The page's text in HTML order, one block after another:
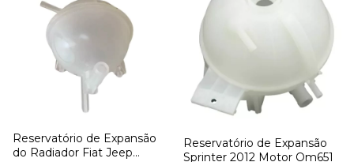
Reservatório de Expansão
do Radiador Fiat Jeep
Reservatório de Expansão
Sprinter 2012 Motor Om651